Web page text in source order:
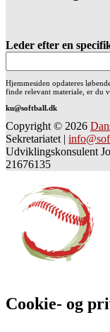
Leder efter en
Hjemmesiden opdateres
finde relevant materiale, er du
ku@softball.dk
Copyright © 2026
Sekretariatet |
Udviklingskonsulent
21676135
Cookie- og